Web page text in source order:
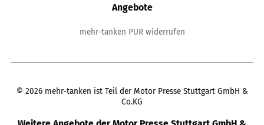
Angebote
mehr-tanken PUR widerrufen
© 2026 mehr-tanken ist Teil der Motor Presse Stuttgart GmbH &
Co.KG